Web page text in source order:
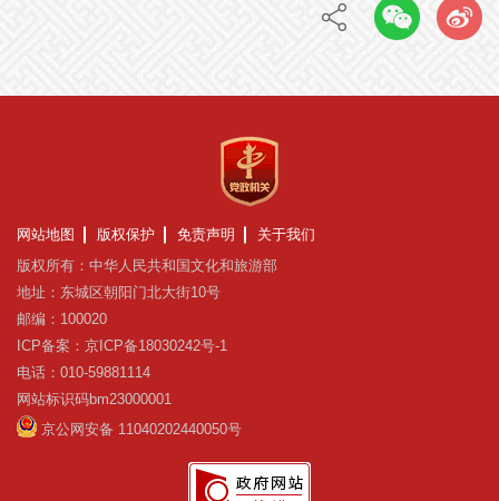
网站地图 版权保护 免责声明
关于我们
版权所有：中华人民共和国文化和旅游部
地址：东城区朝阳门北大街10号
邮编：100020
ICP备案：京ICP备18030242号-1
电话：010-59881114
网站标识码bm23000001
京公网安备 11040202440050号